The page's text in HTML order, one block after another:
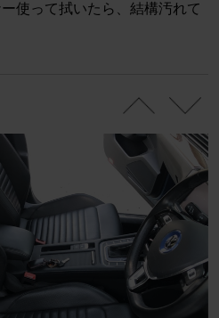
使って拭いたら、結構汚れて